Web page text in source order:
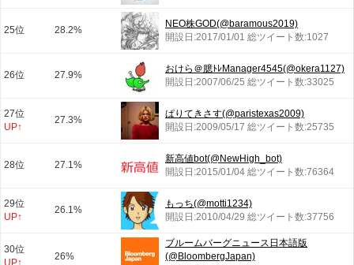
25位 28.2%
NEO株GOD(@baramous2019)
開設日:2017/01/01 総ツイート数:1027
26位 27.9%
おけら＠臆ﾄﾚManager4545(@okera1127)
開設日:2007/06/25 総ツイート数:33025
27位
UP↑
27.3%
ぱりてきさす(@paristexas2009)
開設日:2009/05/17 総ツイート数:25735
28位 27.1%
新高値bot(@NewHigh_bot)
開設日:2015/01/04 総ツイート数:76364
29位
UP↑
26.1%
もっち(@motti1234)
開設日:2010/04/29 総ツイート数:37756
30位
UP↑
26%
ブルームバーグニュース日本語版
(@BloombergJapan)